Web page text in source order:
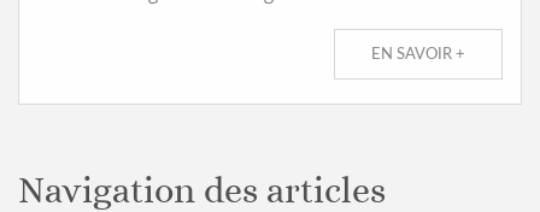
EN SAVOIR +
Navigation des articles